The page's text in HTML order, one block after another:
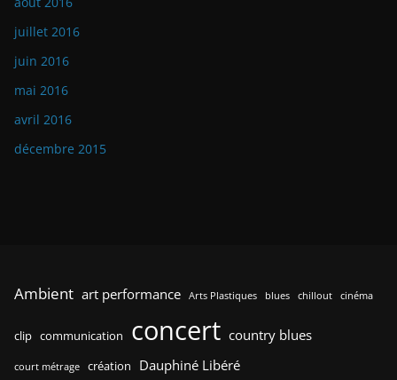
juillet 2016
juin 2016
mai 2016
avril 2016
décembre 2015
Ambient art performance Arts Plastiques blues chillout cinéma
clip communication concert country blues
court métrage création Dauphiné Libéré